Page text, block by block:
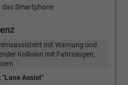
Smartphone
mit Warnung und
Kollision mit Fahrzeugen,
Assist"